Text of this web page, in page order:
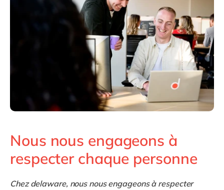
Nous nous engageons à
respecter chaque personne
Chez delaware, nous nous engageons à respecter